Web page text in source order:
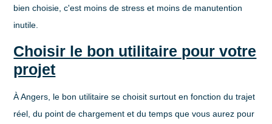
bien choisie, c'est moins de stress et moins de manutention
inutile.
Choisir le bon utilitaire pour votre
projet
À Angers, le bon utilitaire se choisit surtout en fonction du trajet
réel, du point de chargement et du temps que vous aurez pour